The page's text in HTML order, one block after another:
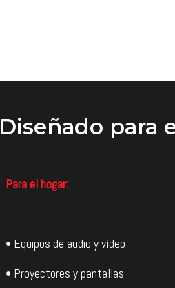
Diseñado para
Para el hogar:
• Equipos de audio y vídeo
• Proyectores y pantallas